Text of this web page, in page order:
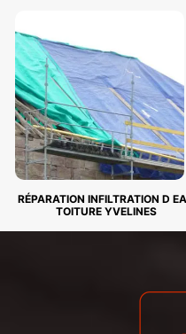
RÉPARATION INFILTRATION D
TOITURE YVELINES